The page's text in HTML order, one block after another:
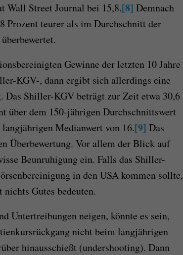
Wall Street Journal bei 15,8.[8] Demnach
Prozent teurer als im Durchschnitt der
Gewinne der letzten 10 Jahre
KGV-, dann ergibt sich allerdings eine
Das Shiller-KGV beträgt zur Zeit etwa 30,6
über dem 150-jährigen Durchschnittswert
Medianwert von 16.[9] Das
Überbewertung. Vor allem der Blick auf
Beunruhigung ein. Falls das Shiller-
in den USA kommen sollte,
Gutes bedeuten.
Untertreibungen neigen, könnte es sein,
nicht beim langjährigen
hinausschießt (undershooting). Dann